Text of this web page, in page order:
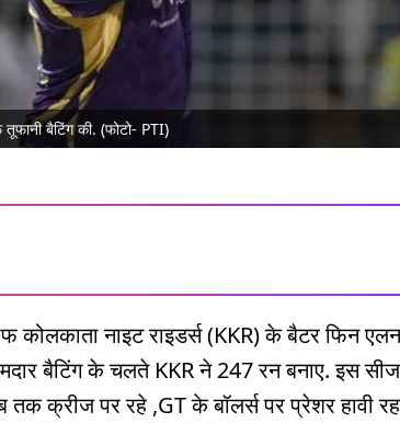
बैटिंग की. (फोटो- PTI)
कोलकाता नाइट राइडर्स (KKR) के बैटर फिन
बैटिंग के चलते KKR ने 247 रन बनाए. इस
क्रीज पर रहे ,GT के बॉलर्स पर प्रेशर हावी